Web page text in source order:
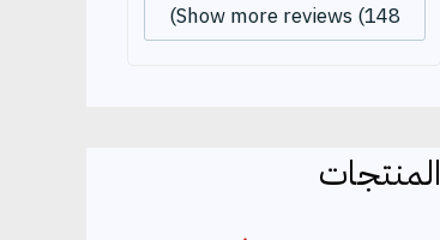
Show more reviews (148)
المنتجات